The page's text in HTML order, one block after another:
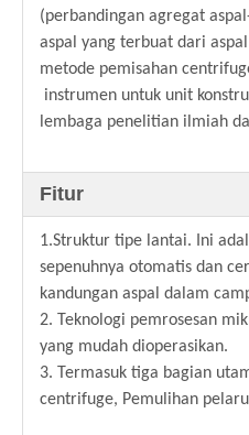
(perbandingan agregat
aspal yang terbuat dari
metode pemisahan
instrumen untuk unit
lembaga penelitian ilmiah
Fitur
1.Struktur tipe lantai. Ini
sepenuhnya otomatis dan
kandungan aspal dalam
2. Teknologi pemrosesan
yang mudah dioperasikan.
3. Termasuk tiga bagian
centrifuge, Pemulihan